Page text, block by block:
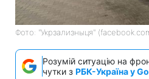
Фото: "Укрзализныця"
Розумій ситуацію на
чутки з РБК-Україна у